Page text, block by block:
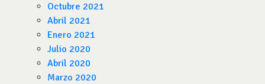
Octubre 2021
Abril 2021
Enero 2021
Julio 2020
Abril 2020
Marzo 2020